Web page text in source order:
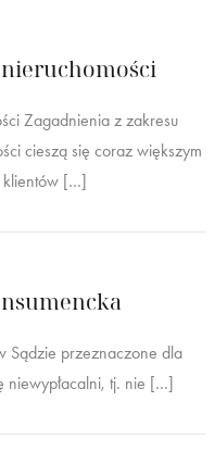
Zagadnienia z zakresu
cieszą się coraz większym
klientów […]
Sądzie przeznaczone dla
niewypłacalni, tj. nie […]